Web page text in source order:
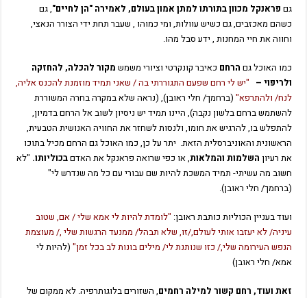
גם פראנקל מכוון בתורתו למתן אמון בעולם, לאמירה "הן לחיים", גם
כשהם מאכזבים, גם כשיש עוולות, ומי כמוהו , שעבר תחת ידי הצורר הנאצי,
וחווה את חיי המחנות , ידע סבל מהו.
כמו האוכל גם הרחם כאיבר קונקרטי וציורי משמש מקור להכלה, להחזקה
ולריפוי – "יש לי רחם שפעם התגוררתי בה / שאני תמיד מוזמנת להכנס אליה,
לנח/ ולהתרפא" (ברחמך/ חלי ראובן), (נראה שלא במקרה בחרה המשוררת
להשתמש ברחם בלשון נקבה), היינו תמיד יש ניסיון לשוב אל הרחם בדמיון,
להתפלש בו, להרגיש את חומו, ולנסות לשחזר את החוויה האנושית הטבעית,
הראשונית והאוניברסלית הזאת. יתר על כן, כמו האוכל גם הרחם מכיל בתוכו
את רעיון השלמות והמלאות, או כפי שרואה פראנקל את האדםבכוליותו. "לא
חשוב מה עשיתי- תמיד המשכת להיות שם עבורי עם כל מה שנדרש לי"
(ברחמך/ חלי ראובן).
ועוד בעניין הכוליות כותבת ראובן: "לומדת להיות לי אמא שלי / אם, שטוב
עיניה/ לא יעזבו אותי לעולם,/זו, שלא תבהל/ ממנעד הרגשות שלי ,/ מעוצמת
הנפש העירומה שלי,/ כזו שנותנת לי/ מילים בונות לב בכל זמן" (להיות לי
אמא/ חלי ראובן)
זאת ועוד, רחם קשור למילה רחמים, השזורים בלוגותרפיה. לא ממקום של